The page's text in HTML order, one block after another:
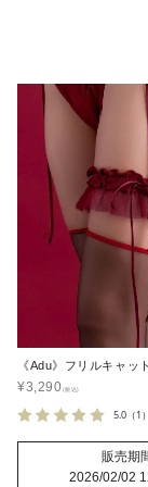
《Adu》フリルキャッ
¥3,290
5.0 （1）
販売期
2026/02/02